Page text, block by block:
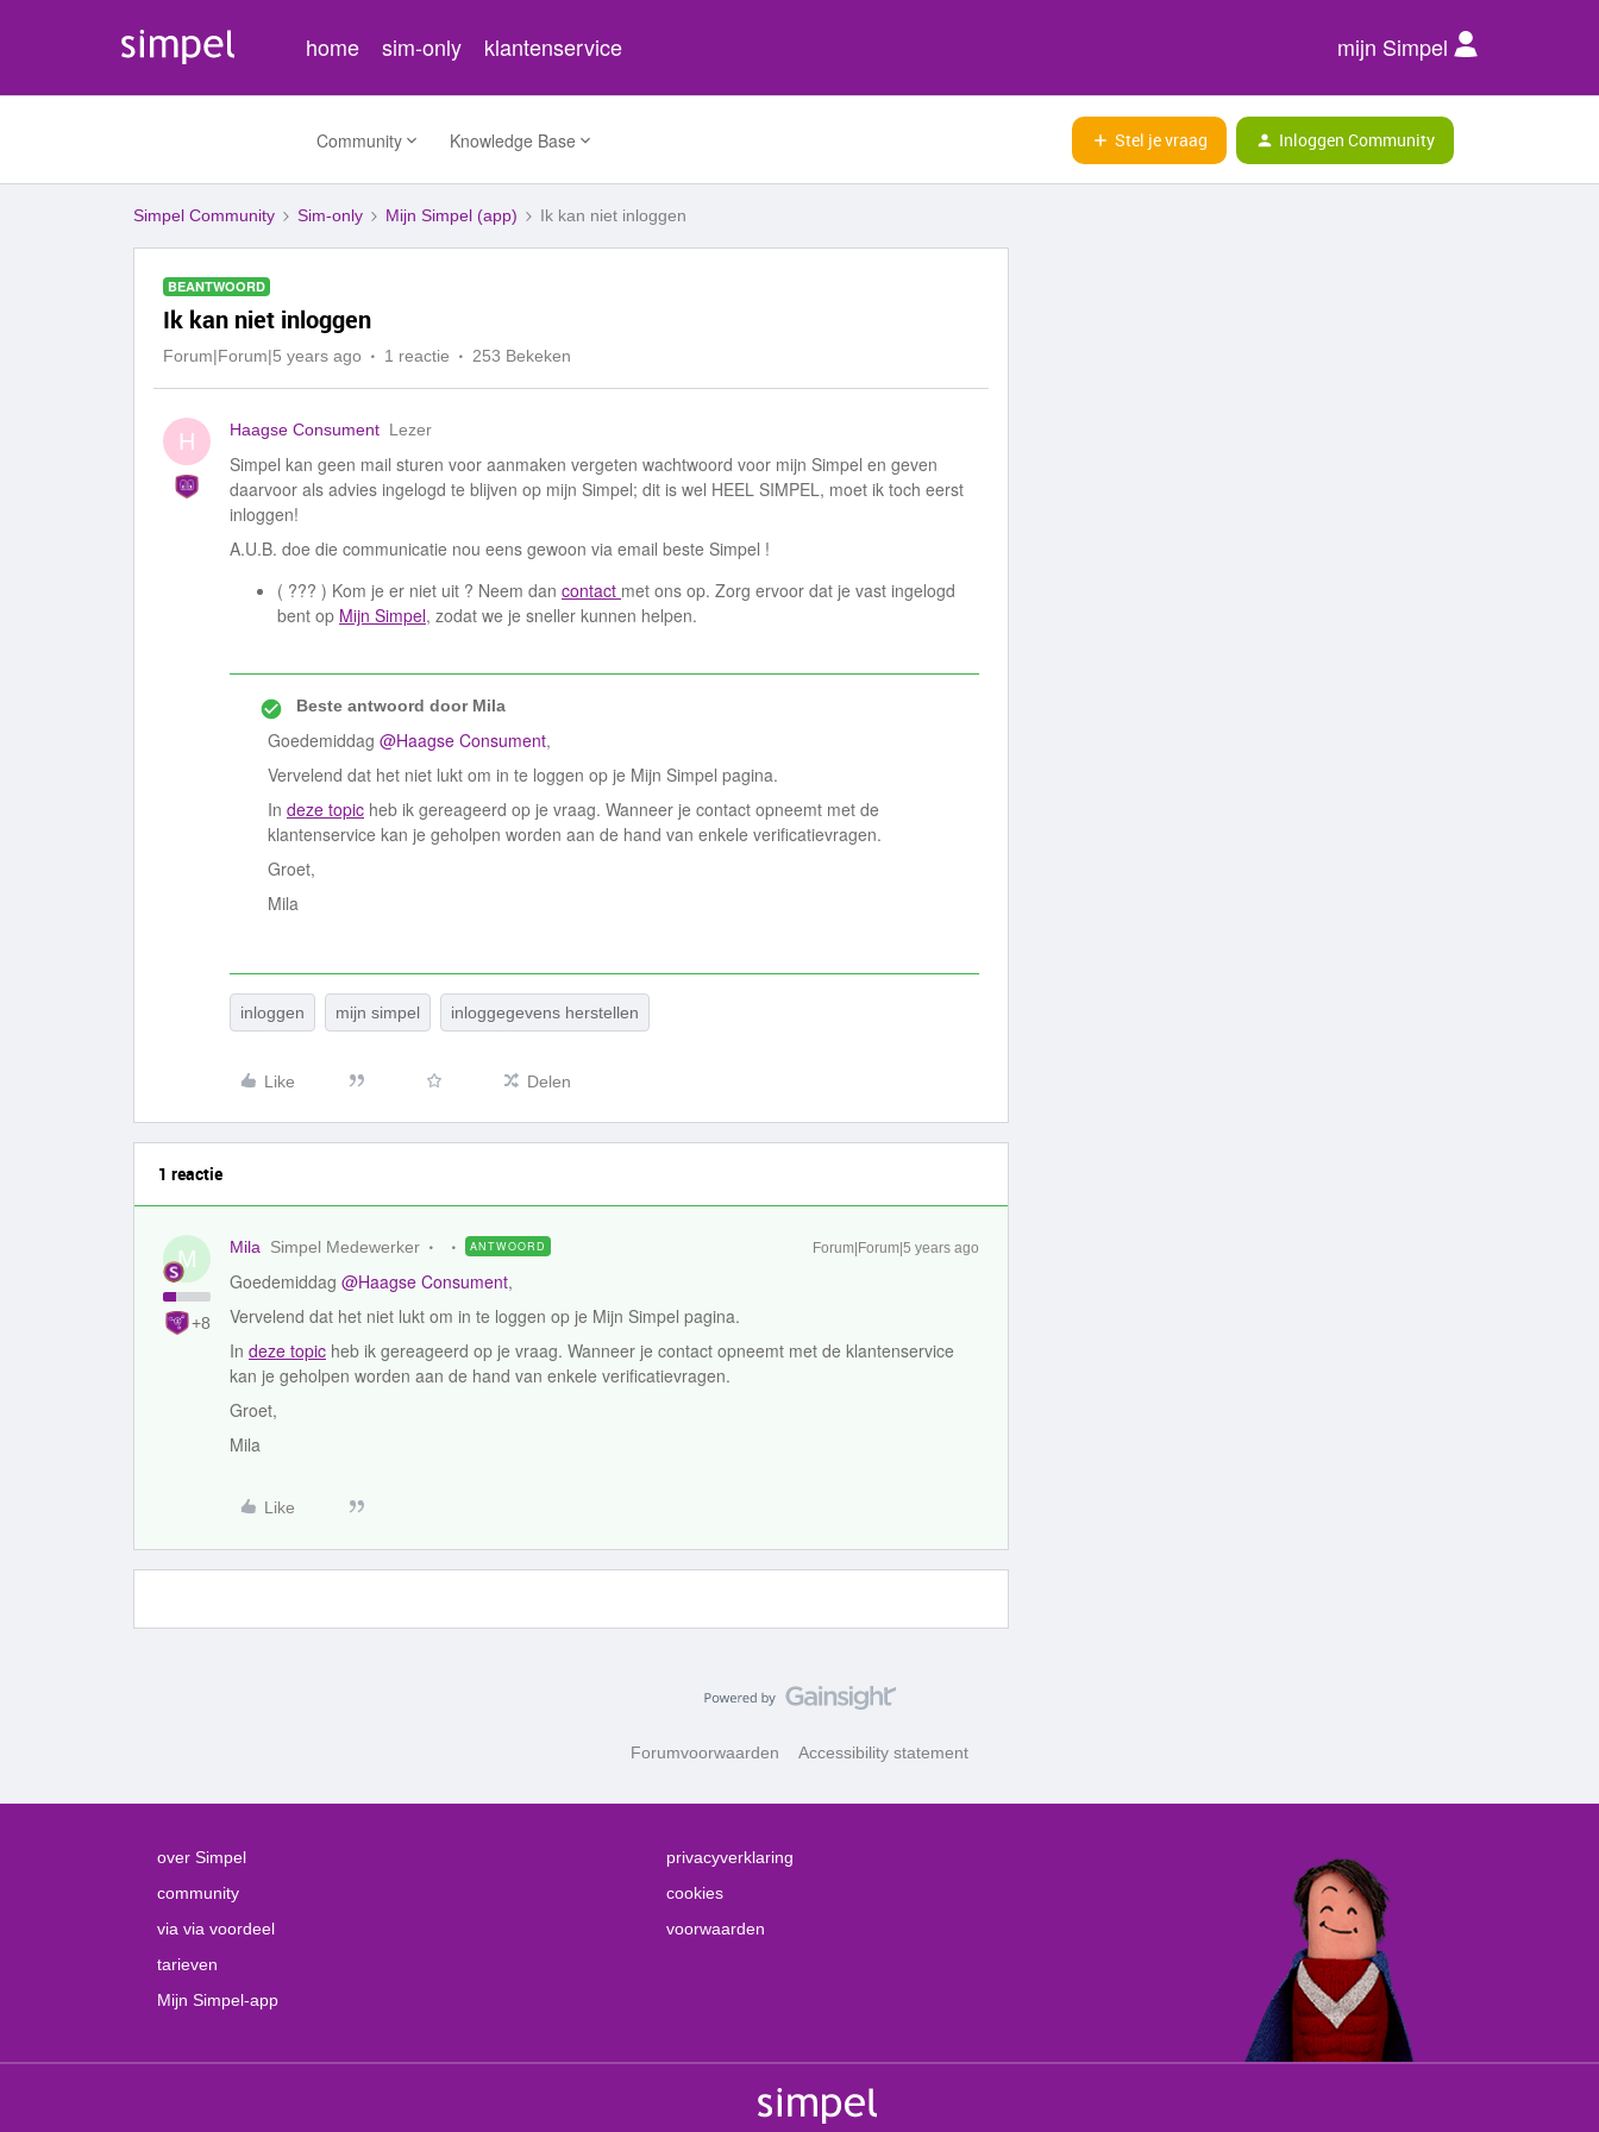
home sim-only klantenservice mijn Simpel
Community Knowledge Base Stel je vraag Inloggen Community
Simpel Community Sim-only Mijn Simpel (app) Ik kan niet inloggen
BEANTWOORD
Ik kan niet inloggen
Forum|Forum|5 years ago 1 reactie 253 Bekeken
H Haagse Consument Lezer
Simpel kan geen mail sturen voor aanmaken vergeten wachtwoord voor mijn Simpel en geven
daarvoor als advies ingelogd te blijven op mijn Simpel; dit is wel HEEL SIMPEL, moet ik toch eerst
inloggen!
A.U.B. doe die communicatie nou eens gewoon via email beste Simpel !
( ??? ) Kom je er niet uit ? Neem dan contact met ons op. Zorg ervoor dat je vast ingelogd
bent op Mijn Simpel, zodat we je sneller kunnen helpen.
Beste antwoord doorMila
Goedemiddag @Haagse Consument,
Vervelend dat het niet lukt om in te loggen op je Mijn Simpel pagina.
In deze topic heb ik gereageerd op je vraag. Wanneer je contact opneemt met de
klantenservice kan je geholpen worden aan de hand van enkele verificatievragen.
Groet,
Mila
inloggen mijn simpel inloggegevens herstellen
Like Delen
1 reactie
M
+8
Mila Simpel Medewerker ANTWOORD Forum|Forum|5 years ago
Goedemiddag @Haagse Consument,
Vervelend dat het niet lukt om in te loggen op je Mijn Simpel pagina.
In deze topic heb ik gereageerd op je vraag. Wanneer je contact opneemt met de klantenservice
kan je geholpen worden aan de hand van enkele verificatievragen.
Groet,
Mila
Like
Forumvoorwaarden Accessibility statement
over Simpel
community
via via voordeel
tarieven
Mijn Simpel-app
privacyverklaring
cookies
voorwaarden